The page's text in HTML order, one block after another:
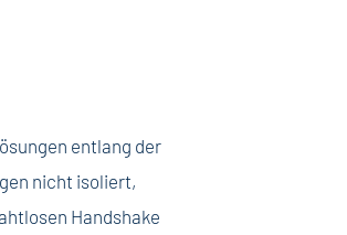
entlang der
nicht isoliert,
Handshake